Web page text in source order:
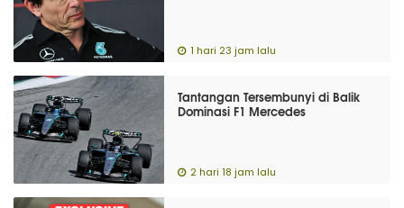
1 hari 23 jam lalu
Tantangan Tersembunyi di Balik
Dominasi F1 Mercedes
2 hari 18 jam lalu